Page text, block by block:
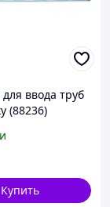
ввода труб
(88236)
Купить